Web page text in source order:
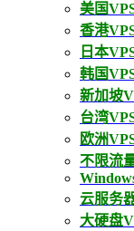
美国
香港
日本
韩国
新加坡
台湾
欧洲
不限流
云服务
大硬盘